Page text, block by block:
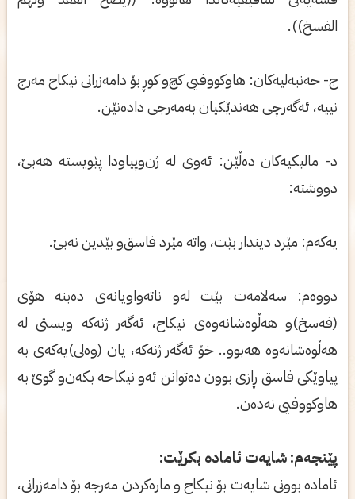
الفسخ)).
ج- حه‌نبه‌لیه‌كان: هاوكووفیی‌ كچ‌و كوڕ بۆ دامه‌زرانی نیكاح مه‌رج
نییه‌، ئه‌گه‌رچی هه‌ندێكیان به‌مه‌رجی داده‌نێن.
د- مالیكیه‌كان ده‌ڵێن: ئه‌وی له‌ ژن‌وپیاودا پێویسته‌ هه‌بێ،
دووشته‌:
یه‌كه‌م: مێرد دیندار بێت، واته‌ مێرد فاسق‌و بێدین نه‌بێ.
دووه‌م: سه‌لامه‌ت بێت له‌و ناته‌واویانه‌ی ده‌بنه‌ هۆی
(فه‌سخ)‌و هه‌ڵوه‌شانه‌وه‌ی نیكاح، ئه‌گه‌ر ژنه‌كه‌ ویستی له‌
هه‌ڵوه‌شانه‌وه‌ هه‌بوو.. خۆ ئه‌گه‌ر ژنه‌كه‌، یان (وه‌لی)یه‌كه‌ی به‌
پیاوێكی فاسق ڕازی بوون ده‌توانن ئه‌و نیكاحه‌ بكه‌ن‌و گوێ به‌
هاوكووفیی نه‌ده‌ن.
پێنجه‌م: شایه‌ت ئاماده‌ بكرێت:
ئاماده‌ بوونی شایه‌ت بۆ نیكاح‌ و ماره‌كردن مه‌رجه‌ بۆ دامه‌زرانی،